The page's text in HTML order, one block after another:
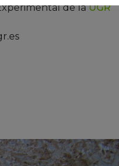
de laUGR